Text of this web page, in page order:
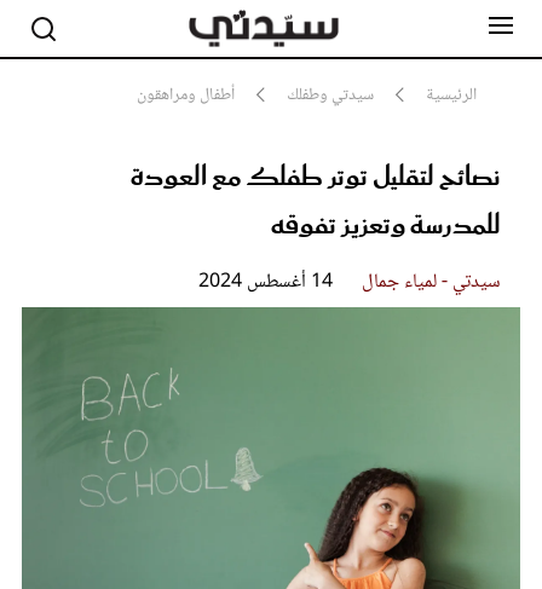
الرئيسية سيدتي وطفلك أطفال ومراهقون
نصائح لتقليل توتر طفلك مع العودة
للمدرسة وتعزيز تفوقه
سيدتي - لمياء جمال 14 أغسطس 2024
مشاهير
جمال
سيدتي وطفلك
لايف ستايل
ستايل